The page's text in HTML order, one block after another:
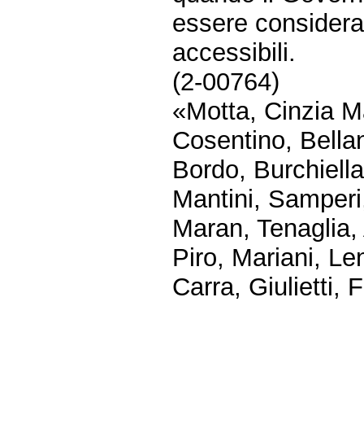
essere
accessibili.
(2-00764)
«Motta, Cinzia
Cosentino,
Bordo,
Mantini,
Maran,
Piro, Mariani,
Carra, Giulietti,